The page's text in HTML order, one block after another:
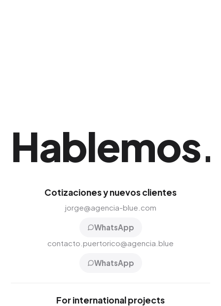
Hablemos.
Cotizaciones y nuevos clientes
jorge@agencia-blue.com
WhatsApp
contacto.puertorico@agencia.blue
WhatsApp
For international projects